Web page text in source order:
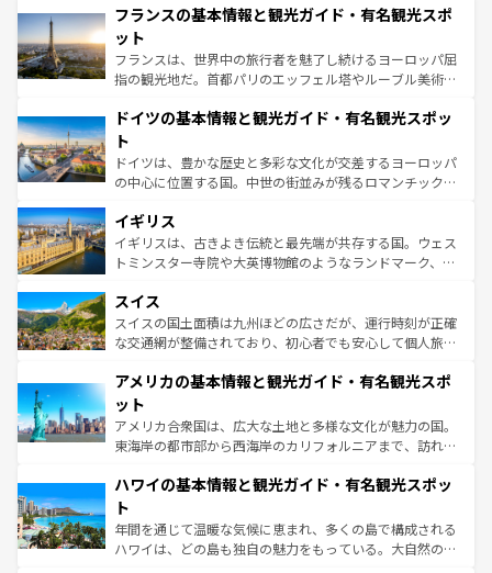
なお、新着のイタリア情報はコンテンツ一覧を参照してほ
しい。
文化が根付くこの国では、情熱的なフラメンコ、熱気あふ
れる闘牛、そして美味しいタパスが生活の一部となってい
る。首都マドリードの洗練された雰囲気や、バルセロナの
アートに溢れた街角から、地方では古代ローマ遺跡や中世
せる。地方によって風土や気候が異なるスペインはその個
ンテンツ一覧 を参照してほしい。
フランスの基本情報と観光ガイド・有名観光スポ
ット
フランスは、世界中の旅行者を魅了し続けるヨーロッパ屈
指の観光地だ。首都パリのエッフェル塔やルーブル美術館
で、幅広い魅力が詰まっている。華麗な宮殿、歴史的な大
聖堂、美しいビーチ、そして豊かな自然が、訪れる者を心
から魅了する。また、フランスは美食の国としても知ら
れ、フランス料理はユネスコ無形文化遺産にも登録されて
香り高いラベンダー畑など、多彩な楽しみ方が可能だ。さ
らに、パリ以外の地域にも魅力が溢れており、どの街角に
も豊かな歴史と文化が息づいている。パリ以外の個性あふ
を参照してほしい。
ドイツの基本情報と観光ガイド・有名観光スポッ
ト
ドイツは、豊かな歴史と多彩な文化が交差するヨーロッパ
の中心に位置する国。中世の街並みが残るロマンチック街
顔を持つこの国は、どこを歩いても飽きることがない。ベ
ルリンの文化的活気、バイエルン州のアルプスの絶景、そ
してライン川沿いのワイン畑といった風景は必見。ビール
は、お酒好きな人にはぜひ体験してほしい。 なお、新着の
ドイツ情報はコンテンツ一覧を参照してほしい。
イギリス
イギリスは、古きよき伝統と最先端が共存する国。ウェス
トミンスター寺院や大英博物館のようなランドマーク、歴
リアごとに異なる魅力がある。また、優雅なアフタヌーン
ティー、ビール好きにはたまらない英国パブ、サッカー観
戦など、本場だからこそできる体験も豊富。イギリスを旅
ンツ一覧を参照してほしい。
スイス
スイスの国土面積は九州ほどの広さだが、運行時刻が正確
な交通網が整備されており、初心者でも安心して個人旅行
の建物がそのまま残る町や、スイスならではのユニークな
博物館もあり、アルプス観光だけでなく町歩きも満喫する
ことができる。国民の所得が高いため物価も高いが、旅行
者向けの交通パス提供のサービスもあり、うまく活用すれ
着のスイス情報はコンテンツ一覧を参照してほしい。
アメリカの基本情報と観光ガイド・有名観光スポ
ット
アメリカ合衆国は、広大な土地と多様な文化が魅力の国。
東海岸の都市部から西海岸のカリフォルニアまで、訪れる
のような巨大都市は、観光、ショッピング、エンターテイ
ンメントが詰まった刺激的なスポットだ。一方、アメリカ
西部には大自然が広がり、グランドキャニオンやイエロー
ストーン国立公園といった絶景が堪能できる。さらに、南
ハワイの基本情報と観光ガイド・有名観光スポッ
ト
年間を通じて温暖な気候に恵まれ、多くの島で構成される
ハワイは、どの島も独自の魅力をもっている。大自然の神